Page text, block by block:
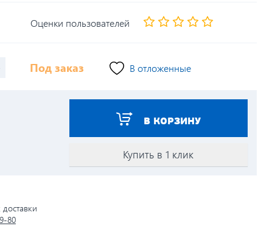
Оценки пользователей
Под заказ В отложенные
В КОРЗИНУ
Купить в 1 клик
80